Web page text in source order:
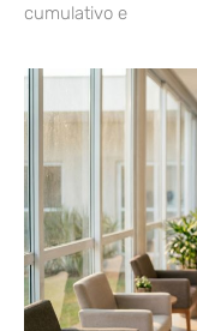
cumulativo e